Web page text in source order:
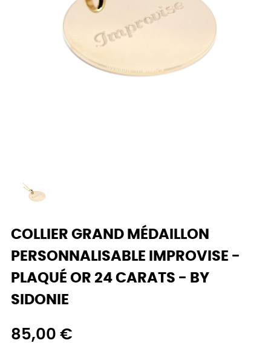
COLLIER GRAND MÉDAILLON
PERSONNALISABLE IMPROVISE -
PLAQUÉ OR 24 CARATS - BY
SIDONIE
85,00 €